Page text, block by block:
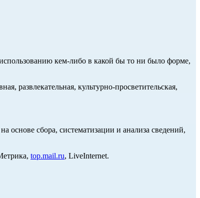
кем-либо в какой бы то ни было форме,
развлекательная, культурно-просветительская,
сбора, систематизации и анализа сведений,
top.mail.ru, LiveInternet.